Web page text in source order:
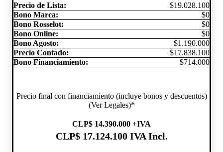
Precio de Lista:
$19.028.100
Bono Marca:
$0
Bono Rosselot:
$0
Bono Online:
$0
Bono Agosto:
$1.190.000
Precio Contado:
$17.838.100
Bono Financiamiento:
$714.000
Precio final con financiamiento (incluye bonos y descuentos)
(Ver Legales)*
CLP$ 14.390.000 +IVA
CLP$ 17.124.100IVA Incl.